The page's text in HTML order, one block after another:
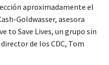
aproximadamente el
Goldwasser, asesora
to Save Lives, un grupo sin
de los CDC, Tom